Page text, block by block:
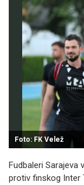
Foto: FK Velež
Fudbaleri Sarajeva
protiv finskog Inter